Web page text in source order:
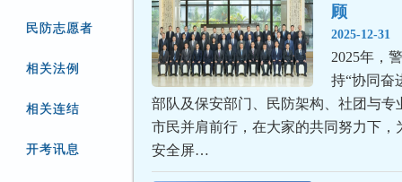
民防志愿者
相关法例
相关连结
开考讯息
顾
2025-12-31
2025年，
持“协同奋
部队及保安部门、民防架构、社团与专
市民并肩前行，在大家的共同努力下，
安全屏…